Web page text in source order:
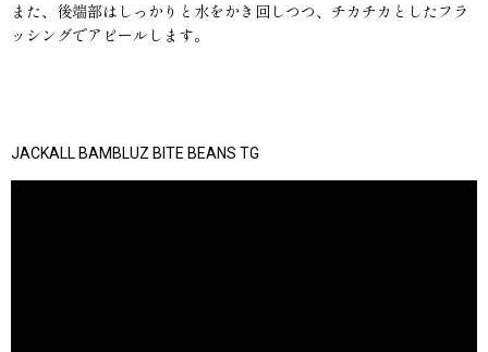
また、後端部はしっかりと水をかき回しつつ、チカチカとしたフラ
ッシングでアピールします。
JACKALL BAMBLUZ BITE BEANS TG